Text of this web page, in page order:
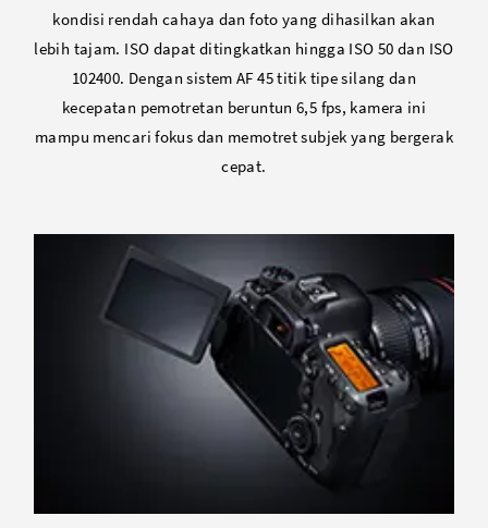
kondisi rendah cahaya dan foto yang dihasilkan akan
lebih tajam. ISO dapat ditingkatkan hingga ISO 50 dan ISO
102400. Dengan sistem AF 45 titik tipe silang dan
kecepatan pemotretan beruntun 6,5 fps, kamera ini
mampu mencari fokus dan memotret subjek yang bergerak
cepat.